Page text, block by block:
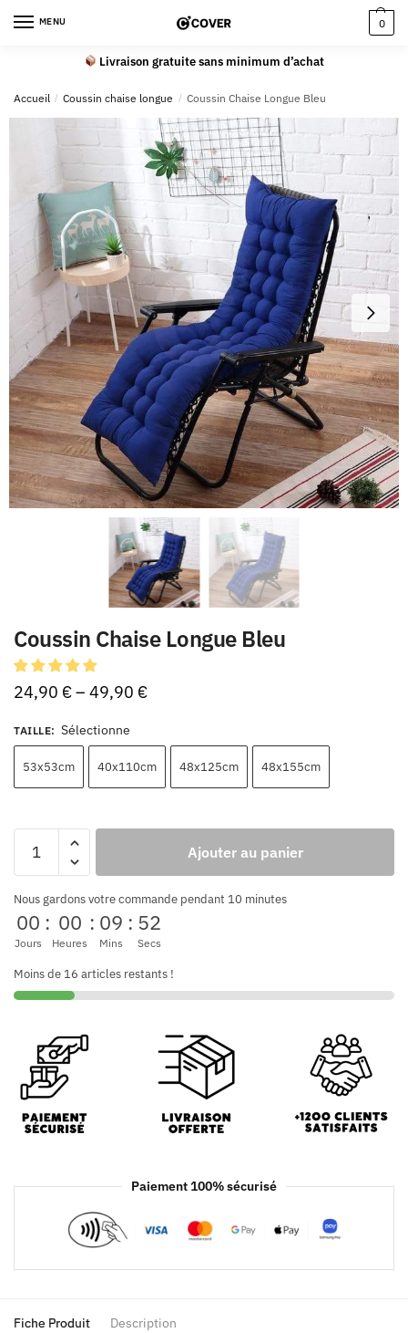
MENU 0
Livraison gratuite sans minimum d’achat
Accueil / Coussin chaise longue / Coussin Chaise Longue Bleu
Coussin Chaise Longue Bleu
24,90 €– 49,90 €
TAILLE: Sélectionne
53x53cm 40x110cm 48x125cm 48x155cm
Ajouter au panier
Nous gardons votre commande pendant 10 minutes
00
Jours
: 00
Heures
: 09
Mins
: 52
Secs
Moins de 16 articles restants !
Paiement 100% sécurisé
Fiche Produit Description